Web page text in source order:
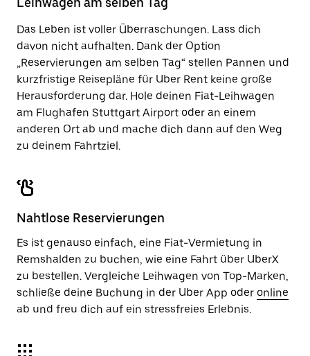
zu
Das Leben ist voller Überraschungen. Lass dich
davon nicht aufhalten. Dank der Option
„Reservierungen am selben Tag“ stellen Pannen und
kurzfristige Reisepläne für Uber Rent keine große
Herausforderung dar. Hole deinen Fiat-Leihwagen
am Flughafen Stuttgart Airport oder an einem
anderen Ort ab und mache dich dann auf den Weg
zu deinem Fahrtziel.
Nahtlose Reservierungen
Es ist genauso einfach, eine Fiat-Vermietung in
Remshalden zu buchen, wie eine Fahrt über UberX
zu bestellen. Vergleiche Leihwagen von Top-Marken,
schließe deine Buchung in der Uber App oder online
ab und freu dich auf ein stressfreies Erlebnis.